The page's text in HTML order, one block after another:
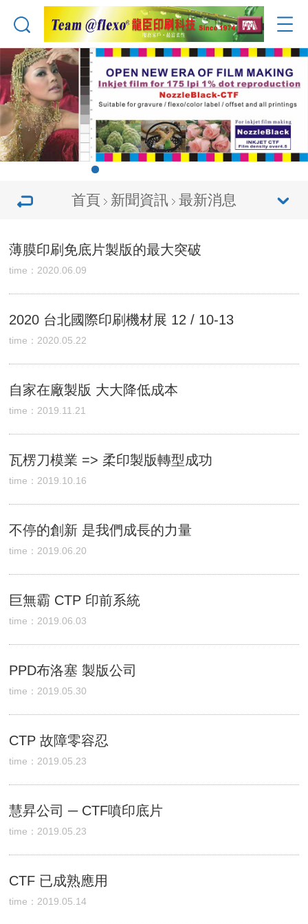
首頁 新聞資訊 最新消息
薄膜印刷免底片製版的最大突破
time：2020.06.09
2020 台北國際印刷機材展 12 / 10-13
time：2020.05.22
自家在廠製版 大大降低成本
time：2019.11.21
瓦楞刀模業 => 柔印製版轉型成功
time：2019.10.16
不停的創新 是我們成長的力量
time：2019.06.20
巨無霸 CTP 印前系統
time：2019.06.03
PPD布洛塞 製版公司
time：2019.05.30
CTP 故障零容忍
time：2019.05.23
慧昇公司 ─ CTF噴印底片
time：2019.05.23
CTF 已成熟應用
time：2019.05.14